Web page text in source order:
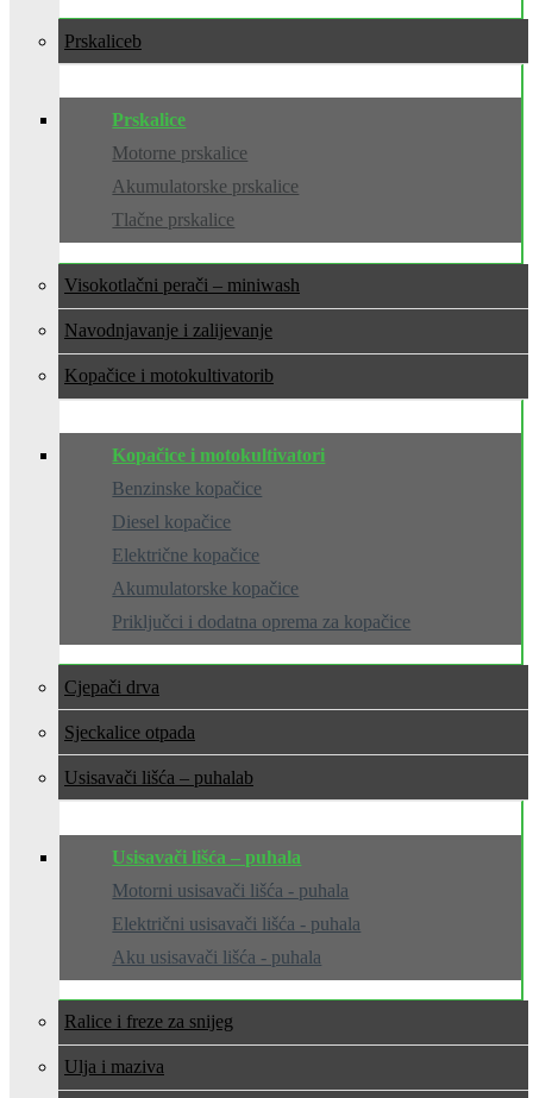
Prskalice
Prskalice
Motorne prskalice
Akumulatorske prskalice
Tlačne prskalice
Visokotlačni perači – miniwash
Navodnjavanje i zalijevanje
Kopačice i motokultivatori
Kopačice i motokultivatori
Benzinske kopačice
Diesel kopačice
Električne kopačice
Akumulatorske kopačice
Priključci i dodatna oprema za kopačice
Cjepači drva
Sjeckalice otpada
Usisavači lišća – puhala
Usisavači lišća – puhala
Motorni usisavači lišća - puhala
Električni usisavači lišća - puhala
Aku usisavači lišća - puhala
Ralice i freze za snijeg
Ulja i maziva